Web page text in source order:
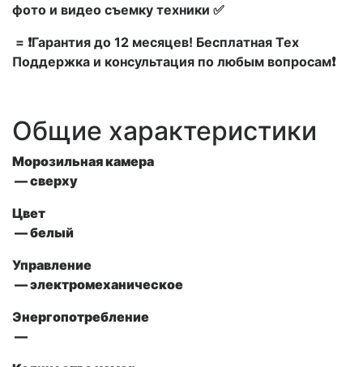
фото и видео съемку техники ✅
= ❗Гарантия до 12 месяцев! Бесплатная Тех
Поддержка и консультация по любым вопросам❗
Общие характеристики
Морозильная камера
— сверху
Цвет
— белый
Управление
— электромеханическое
Энергопотребление
—